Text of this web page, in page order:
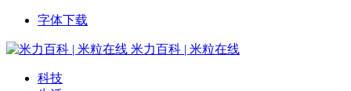
字体下载
米力百科 | 米粒在线
科技